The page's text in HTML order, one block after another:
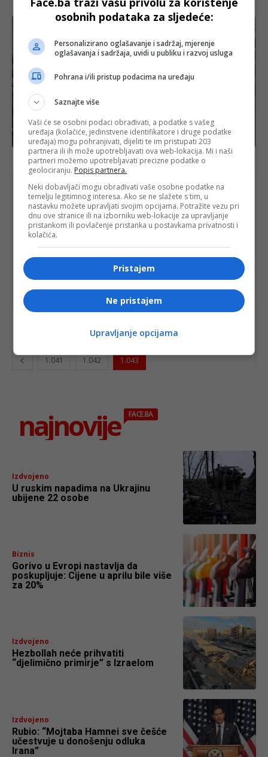
CENTRALNI DNEVNIK 07. 05. 2018.
CD
CENTRALNI DNEVNIK 06. 05. 2018.
VJESTNIK
1.041 1.042 1.043
najnovije FACE.BA
Izdvojeno
U ruskim napadima na Ukrajinu
ubijene 22 osobe
Biznis
Gorivo u Evropi nastavlja da
poskupljuje: Cijene u aprilu bile više
za 20%
Izdvojeno
Hezbollah neće prihvatiti
“djelimično primirje” s Izraelom
Izdvojeno
Rubio: “Mojtaba Hamnei sve češće
učestvuje u donošenju odluka
Irana”
osobnih podataka za sljedeće:
Personalizirano oglašavanje i sadržaj, mjerenje
oglašavanja i sadržaja, uvidi u publiku i razvoj usluga
Pohrana i/ili pristup podacima na uređaju
Saznajte više
Vaši će se osobni podaci obrađivati, a podatke s vašeg
uređaja (kolačiće, jedinstvene identifikatore i druge podatke
uređaja) mogu pohranjivati, dijeliti te im pristupati 203
partnera ili ih može upotrebljavati ova web-lokacija. Mi i naši
partneri možemo upotrebljavati precizne podatke o
geolociranju. Popis partnera.
Neki dobavljači mogu obrađivati vaše osobne podatke na
temelju legitimnog interesa. Ako se ne slažete s tim, u
nastavku možete upravljati svojim opcijama. Potražite vezu pri
dnu ove stranice ili na izborniku web-lokacije za upravljanje
pristankom ili povlačenje pristanka u postavkama privatnosti i
kolačića.
Pristajem
Ne pristajem
Upravljanje opcijama